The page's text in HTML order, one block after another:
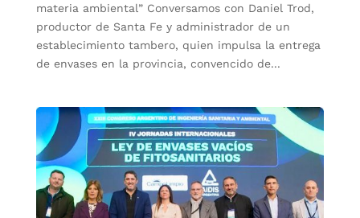
materia ambiental” Conversamos con Daniel Trod,
productor de Santa Fe y administrador de un
establecimiento tambero, quien impulsa la entrega
de envases en la provincia, convencido de...